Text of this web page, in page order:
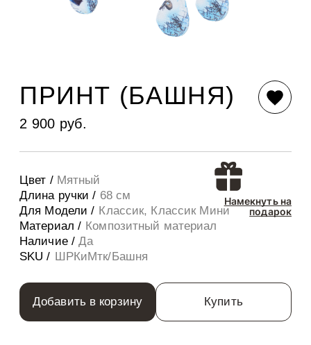
ПРИНТ (БАШНЯ)
2 900 руб.
Цвет / Мятный
Длина ручки / 68 см
Для Модели / Классик, Классик Мини
Материал / Композитный материал
Наличие /Да
SKU / ШРКиМтк/Башня
Намекнуть на
подарок
Добавить в корзину Купить